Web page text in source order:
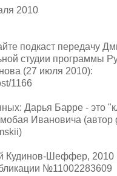
2010
подкаст передачу
студии программы
(27 июля 2010):
1166
Дарья Барре - это
Ивановича (автор
Кудинов-Шеффер, 2010
№11002283609